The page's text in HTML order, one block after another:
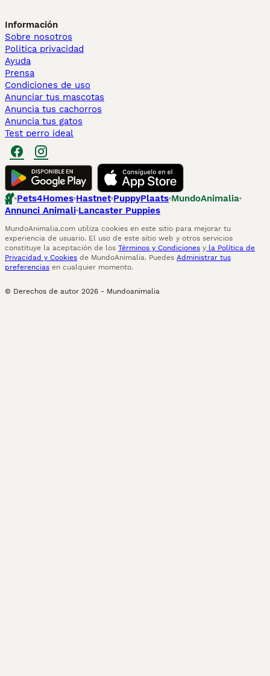
Información
Sobre nosotros
Politica privacidad
Ayuda
Prensa
Condiciones de uso
Anunciar tus mascotas
Anuncia tus cachorros
Anuncia tus gatos
Test perro ideal
Pets4Homes Hastnet PuppyPlaats MundoAnimalia
Annunci Animali Lancaster Puppies
MundoAnimalia.com utiliza cookies en este sitio para mejorar tu
experiencia de usuario. El uso de este sitio web y otros servicios
constituye la aceptación de los Términos y Condiciones y la Política de
Privacidad y Cookies de MundoAnimalia. Puedes Administrar tus
preferencias en cualquier momento.
© Derechos de autor 2026 - Mundoanimalia